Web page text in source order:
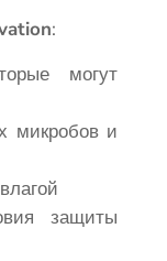
:
могут
микробов и
защиты